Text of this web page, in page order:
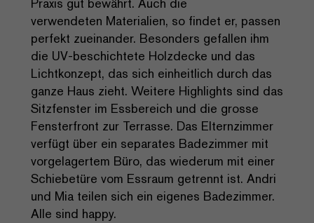
Praxis gut bewährt. Auch die
verwendeten Materialien, so findet er, passen
perfekt zueinander. Besonders gefallen ihm
die UV-beschichtete Holzdecke und das
Lichtkonzept, das sich einheitlich durch das
ganze Haus zieht. Weitere Highlights sind das
Sitzfenster im Essbereich und die grosse
Fensterfront zur Terrasse. Das Elternzimmer
verfügt über ein separates Badezimmer mit
vorgelagertem Büro, das wiederum mit einer
Schiebetüre vom Essraum getrennt ist. Andri
und Mia teilen sich ein eigenes Badezimmer.
Alle sind happy.